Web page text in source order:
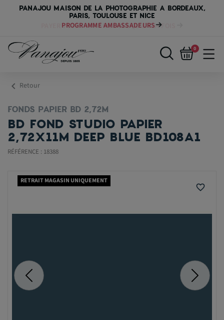
PANAJOU MAISON DE LA PHOTOGRAPHIE A BORDEAUX,
PARIS, TOULOUSE ET NICE
PAYER VOTRE MATÉRIEL JUSQU'EN 84 FOIS
0
chevron_left Retour
FONDS PAPIER BD 2,72M
BD FOND STUDIO PAPIER
2,72X11M DEEP BLUE BD108A1
RÉFÉRENCE : 18388
RETRAIT MAGASIN UNIQUEMENT
favorite_border